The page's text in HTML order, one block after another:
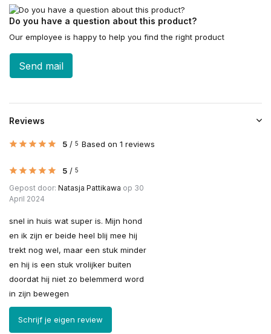
Do you have a question about this product?
Our employee is happy to help you find the right product
Send mail
Reviews
5 / 5 Based on 1 reviews
5 / 5
Gepost door: Natasja Pattikawa op 30
April 2024
snel in huis wat super is. Mijn hond
en ik zijn er beide heel blij mee hij
trekt nog wel, maar een stuk minder
en hij is een stuk vrolijker buiten
doordat hij niet zo belemmerd word
in zijn bewegen
Schrijf je eigen review